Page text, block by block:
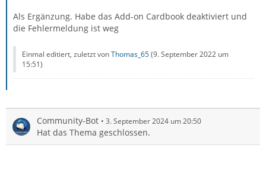
Als Ergänzung. Habe das Add-on Cardbook deaktiviert und
die Fehlermeldung ist weg
Einmal editiert, zuletzt vonThomas_65(9. September 2022 um
15:51)
Community-Bot 3. September 2024 um 20:50
Hat das Thema geschlossen.